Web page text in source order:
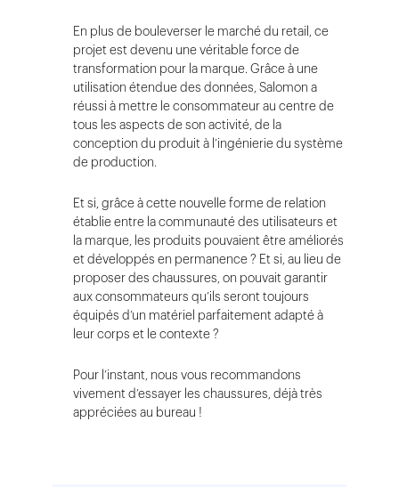
En plus de bouleverser le marché du retail, ce
projet est devenu une véritable force de
transformation pour la marque. Grâce à une
utilisation étendue des données, Salomon a
réussi à mettre le consommateur au centre de
tous les aspects de son activité, de la
conception du produit à l’ingénierie du système
de production.
Et si, grâce à cette nouvelle forme de relation
établie entre la communauté des utilisateurs et
la marque, les produits pouvaient être améliorés
et développés en permanence ? Et si, au lieu de
proposer des chaussures, on pouvait garantir
aux consommateurs qu’ils seront toujours
équipés d’un matériel parfaitement adapté à
leur corps et le contexte ?
Pour l’instant, nous vous recommandons
vivement d’essayer les chaussures, déjà très
appréciées au bureau !